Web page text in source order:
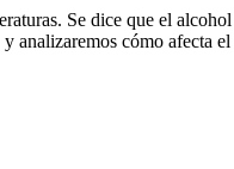
Se dice que el
analizaremos cómo afecta